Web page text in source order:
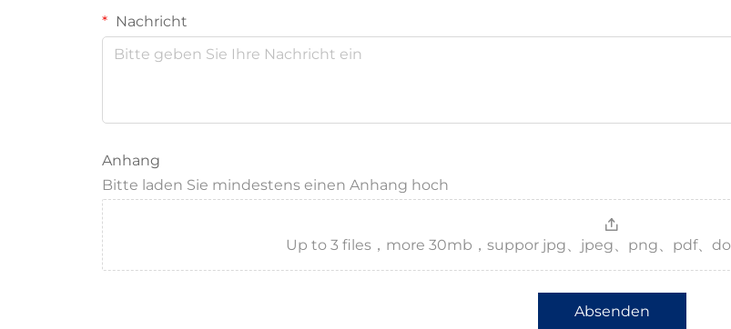
Nachricht
Anhang
Bitte laden Sie mindestens einen Anhang hoch
Up to 3 files，more 30mb，suppor jpg、jpeg、png、pdf、
Absenden